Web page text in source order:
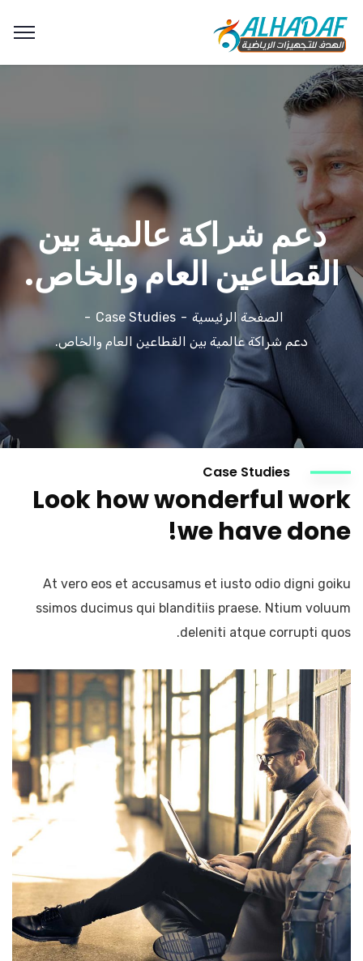
دعم شراكة عالمية بين
القطاعين العام والخاص.
الصفحة الرئيسية
Case Studies
دعم شراكة عالمية بين القطاعين العام والخاص.
Case Studies
Look how wonderful work
we have done!
At vero eos et accusamus et iusto odio digni goiku
ssimos ducimus qui blanditiis praese. Ntium voluum
deleniti atque corrupti quos.